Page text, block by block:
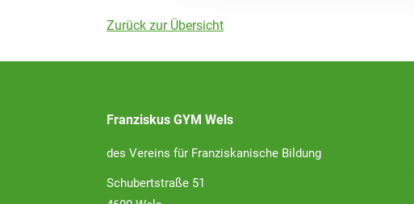
Zurück zur Übersicht
Franziskus GYM Wels
des Vereins für Franziskanische Bildung
Schubertstraße 51